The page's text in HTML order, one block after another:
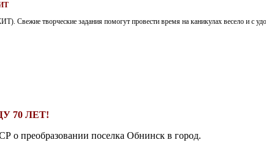
Свежие творческие задания помогут провести время на каникулах весело и с
70 ЛЕТ!
о преобразовании поселка Обнинск в город.